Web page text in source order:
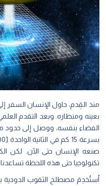
منذ القِدم، حاول الإنسان السفر
بعينه ومنظاره. وبعد التقدم
الفضاء بنفسه، ووصل إلى حدود
صنعه الإنسان حتى الآن. لكن
تكنولوجيا حتى هذه اللحظة
اُستُخدِمَ مصطلح الثقوب الدودية